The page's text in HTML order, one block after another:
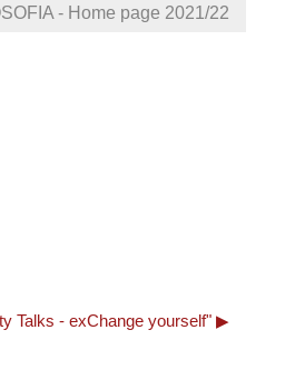
- Home page 2021/22
Talks - exChange yourself" ▶︎